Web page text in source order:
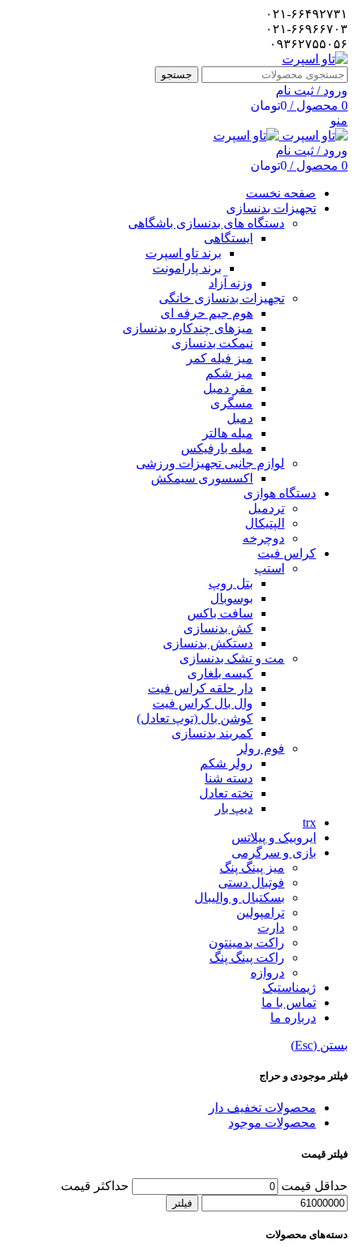
۰۲۱-۶۶۴۹۲۷۳۱
۰۲۱-۶۶۹۶۶۷۰۳
۰۹۳۶۲۷۵۵۰۵۶
جستجو
ورود / ثبت نام
0 محصول / تومان0
منو
ورود / ثبت نام
0 محصول / تومان0
صفحه نخست
تجهیزات بدنسازی
دستگاه های بدنسازی باشگاهی
ایستگاهی
برند تاو اسپرت
برند پارامونت
وزنه آزاد
تجهیزات بدنسازی خانگی
هوم جیم حرفه ای
میزهای چندکاره بدنسازی
نیمکت بدنسازی
میز فیله کمر
میز شکم
مقر دمبل
مسگری
دمبل
میله هالتر
میله بارفیکس
لوازم جانبی تجهیزات ورزشی
اکسسوری سیمکش
دستگاه هوازی
تردمیل
الپتیکال
دوچرخه
کراس فیت
استپ
بتل روپ
بوسوبال
سافت باکس
کش بدنسازی
دستکش بدنسازی
مت و تشک بدنسازی
کیسه بلغاری
دار حلقه کراس فیت
وال بال کراس فیت
کوشن بال (توپ تعادل)
کمربند بدنسازی
فوم رولر
رولر شکم
دسته شنا
تخته تعادل
دیپ بار
trx
ایروبیک و پیلاتس
بازی و سرگرمی
میز پینگ پنگ
فوتبال دستی
بسکتبال و والیبال
ترامپولین
دارت
راکت بدمینتون
راکت پینگ پنگ
دروازه
ژیمناستیک
تماس با ما
درباره ما
بستن (Esc)
فیلتر موجودی و حراج
محصولات تخفیف دار
محصولات موجود
فیلتر قیمت
حداقل قیمت حداکثر قیمت
فیلتر
دسته‌های محصولات